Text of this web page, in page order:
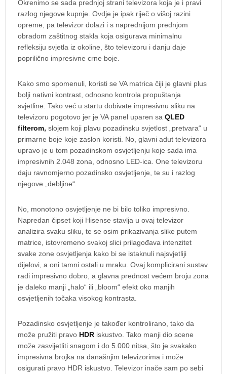
Okrenimo se sada prednjoj strani televizora koja je i pravi
razlog njegove kupnje. Ovdje je ipak riječ o višoj razini
opreme, pa televizor dolazi i s naprednijom prednjom
obradom zaštitnog stakla koja osigurava minimalnu
refleksiju svjetla iz okoline, što televizoru i danju daje
poprilično impresivne crne boje.
Kako smo spomenuli, koristi se VA matrica čiji je glavni plus
bolji nativni kontrast, odnosno kontrola propuštanja
svjetline. Tako već u startu dobivate impresivnu sliku na
televizoru pogotovo jer je VA panel uparen sa QLED
filterom, slojem koji plavu pozadinsku svjetlost „pretvara“ u
primarne boje koje zaslon koristi. No, glavni adut televizora
upravo je u tom pozadinskom osvjetljenju koje sada ima
impresivnih 2.048 zona, odnosno LED-ica. One televizoru
daju ravnomjerno pozadinsko osvjetljenje, te su i razlog
njegove „debljine“.
No, monotono osvjetljenje ne bi bilo toliko impresivno.
Napredan čipset koji Hisense stavlja u ovaj televizor
analizira svaku sliku, te se osim prikazivanja slike putem
matrice, istovremeno svakoj slici prilagođava intenzitet
svake zone osvjetljenja kako bi se istaknuli najsvjetliji
dijelovi, a oni tamni ostali u mraku. Ovaj komplicirani sustav
radi impresivno dobro, a glavna prednost većem broju zona
je daleko manji „halo“ ili „bloom“ efekt oko manjih
osvjetljenih točaka visokog kontrasta.
Pozadinsko osvjetljenje je također kontrolirano, tako da
može pružiti pravo HDR iskustvo. Tako manji dio scene
može zasvijetliti snagom i do 5.000 nitsa, što je svakako
impresivna brojka na današnjim televizorima i može
osigurati pravo HDR iskustvo. Televizor inače sam po sebi